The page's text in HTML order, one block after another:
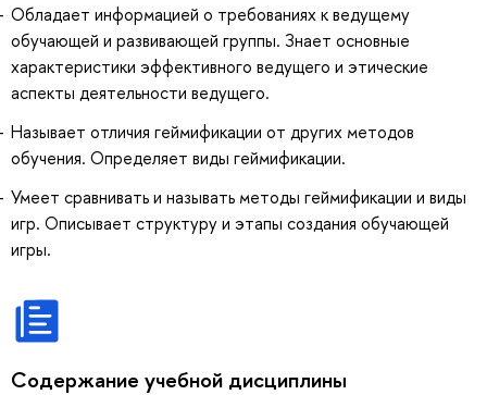
Обладает информацией о требованиях к ведущему
обучающей и развивающей группы. Знает основные
характеристики эффективного ведущего и этические
аспекты деятельности ведущего.
Называет отличия геймификации от других методов
обучения. Определяет виды геймификации.
Умеет сравнивать и называть методы геймификации и виды
игр. Описывает структуру и этапы создания обучающей
игры.
Содержание учебной дисциплины